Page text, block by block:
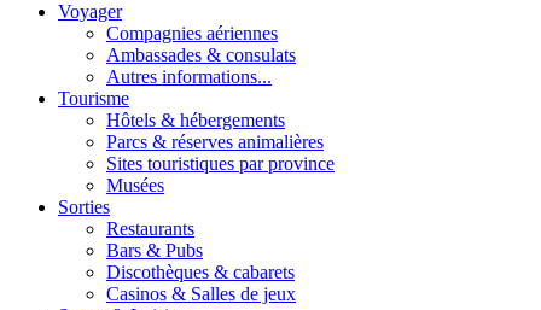
Voyager
Compagnies aériennes
Ambassades & consulats
Autres informations...
Tourisme
Hôtels & hébergements
Parcs & réserves animalières
Sites touristiques par province
Musées
Sorties
Restaurants
Bars & Pubs
Discothèques & cabarets
Casinos & Salles de jeux